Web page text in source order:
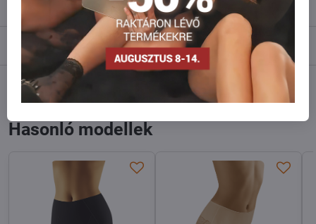
0
Fórum 0
Facebook Reddit LinkedIn
mail
Hasonló modellek